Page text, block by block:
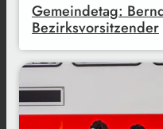
Gemeindetag:
Bezirksvorsitzender